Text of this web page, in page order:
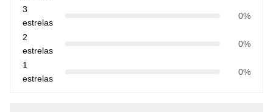
3
estrelas
0%
2
estrelas
0%
1
estrelas
0%